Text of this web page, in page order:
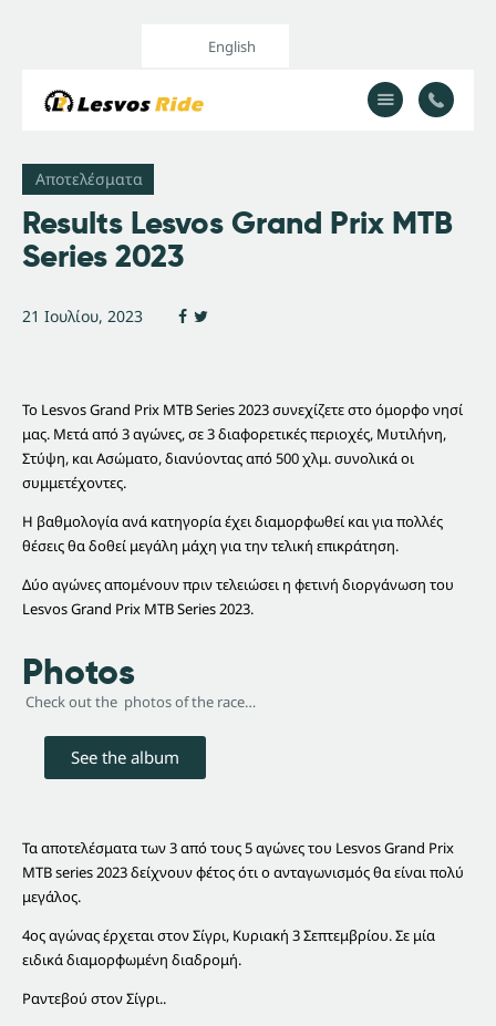
English
Home
Our Services
All Posts
Αποτελέσματα
Results Lesvos Grand Prix MTB
Series 2023
21 Ιουλίου, 2023
Το Lesvos Grand Prix MTB Series 2023 συνεχίζετε στο όμορφο νησί
μας. Μετά από 3 αγώνες, σε 3 διαφορετικές περιοχές, Μυτιλήνη,
Στύψη, και Ασώματο, διανύοντας από 500 χλμ. συνολικά οι
συμμετέχοντες.
Η βαθμολογία ανά κατηγορία έχει διαμορφωθεί και για πολλές
θέσεις θα δοθεί μεγάλη μάχη για την τελική επικράτηση.
Δύο αγώνες απομένουν πριν τελειώσει η φετινή διοργάνωση του
Lesvos Grand Prix MTB Series 2023.
Photos
Check out the photos of the race…
See the album
Τα αποτελέσματα των 3 από τους 5 αγώνες του Lesvos Grand Prix
MTB series 2023 δείχνουν φέτος ότι ο ανταγωνισμός θα είναι πολύ
μεγάλος.
4ος αγώνας έρχεται στον Σίγρι, Κυριακή 3 Σεπτεμβρίου. Σε μία
ειδικά διαμορφωμένη διαδρομή.
Ραντεβού στον Σίγρι..